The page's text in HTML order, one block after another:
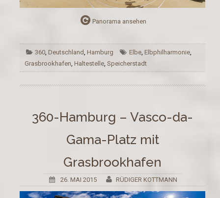
Panorama ansehen
360,Deutschland,Hamburg Elbe, Elbphilharmonie,
Grasbrookhafen, Haltestelle, Speicherstadt
360-Hamburg – Vasco-da-
Gama-Platz mit
Grasbrookhafen
26. MAI 2015 RÜDIGER KOTTMANN